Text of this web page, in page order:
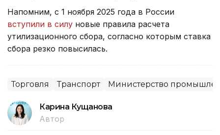
Напомним, с 1 ноября 2025 года в России
вступили в силу новые правила расчета
утилизационного сбора, согласно которым ставка
сбора резко повысилась.
Торговля Транспорт Министерство
Карина Кущанова
Автор